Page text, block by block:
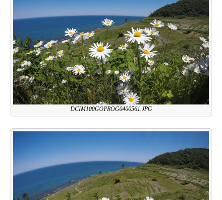
DCIM100GOPROG0400561.JPG